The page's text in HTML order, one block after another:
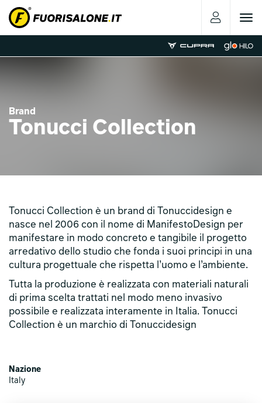
Toggle
Brand
Tonucci Collection
Tonucci Collection è un brand di Tonuccidesign e
nasce nel 2006 con il nome di ManifestoDesign per
manifestare in modo concreto e tangibile il progetto
arredativo dello studio che fonda i suoi principi in una
cultura progettuale che rispetta l’uomo e l’ambiente.
Tutta la produzione è realizzata con materiali naturali
di prima scelta trattati nel modo meno invasivo
possibile e realizzata interamente in Italia. Tonucci
Collection è un marchio di Tonuccidesign
Nazione
Italy